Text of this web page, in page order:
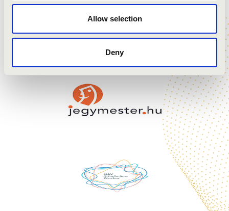
Allow selection
Deny
Penderecki: Capriccio per Siegfried Palm